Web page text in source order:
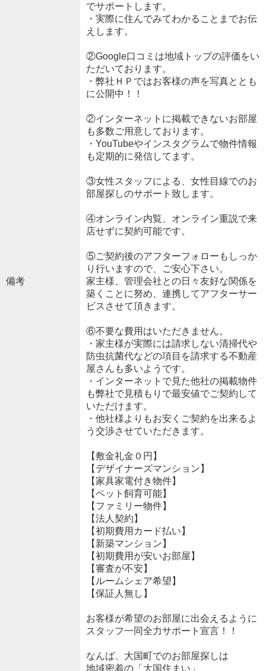
備考
でサポートします。
・実際に住んでみてわかることまでお伝
えします。
②Google口コミは地域トップの評価をい
ただいております。
・弊社ＨＰではお客様の声を写真ととも
に公開中！！
②インターネットに掲載できないお部屋
も多数ご用意しております。
・YouTubeやインスタグラムで物件情報
も定期的に発信してます。
③女性スタッフによる、女性目線でのお
部屋探しのサポート致します。
④オンライン内覧、オンライン重説で来
店せずに契約可能です。
⑤ご契約後のアフターフォローもしっか
り行いますので、ご安心下さい。
家主様、管理会社との日々友好な関係を
築くことに努め、連携してアフターサー
ビスさせて頂きます。
⑥不要な費用はいただきません。
・家主様が実際には請求しない清掃代や
防虫抗菌代などの項目を請求する不動産
屋さんも多いようです。
・インターネットで見た他社の掲載物件
も弊社で見積もりで最安値でご契約して
いただけます。
・他社様よりもお安くご契約を出来るよ
う交渉させていただきます。
【敷金礼金０円】
【デザイナーズマンション】
【家具家電付き物件】
【ペット飼育可能】
【ファミリー物件】
【法人契約】
【初期費用カード払い】
【新築マンション】
【初期費用が安いお部屋】
【審査が不安】
【ルームシェア希望】
【保証人無し】
お客様が希望のお部屋に出会えるように
スタッフ一同全力サポート宣言！！
なんば、大国町でのお部屋探しは
地域密着の「大国住まい」